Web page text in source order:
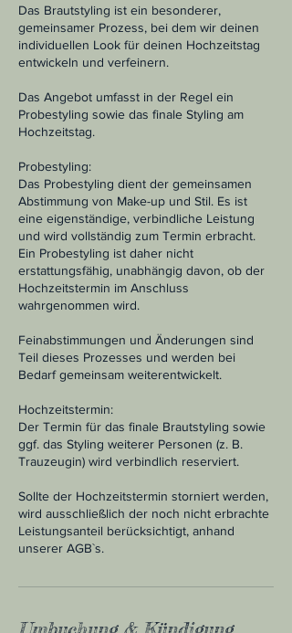
Das Brautstyling ist ein besonderer,
gemeinsamer Prozess, bei dem wir deinen
individuellen Look für deinen Hochzeitstag
entwickeln und verfeinern.
Das Angebot umfasst in der Regel ein
Probestyling sowie das finale Styling am
Hochzeitstag.
Probestyling:
Das Probestyling dient der gemeinsamen
Abstimmung von Make-up und Stil. Es ist
eine eigenständige, verbindliche Leistung
und wird vollständig zum Termin erbracht.
Ein Probestyling ist daher nicht
erstattungsfähig, unabhängig davon, ob der
Hochzeitstermin im Anschluss
wahrgenommen wird.
Feinabstimmungen und Änderungen sind
Teil dieses Prozesses und werden bei
Bedarf gemeinsam weiterentwickelt.
Hochzeitstermin:
Der Termin für das finale Brautstyling sowie
ggf. das Styling weiterer Personen (z. B.
Trauzeugin) wird verbindlich reserviert.
Sollte der Hochzeitstermin storniert werden,
wird ausschließlich der noch nicht erbrachte
Leistungsanteil berücksichtigt, anhand
unserer AGB`s.